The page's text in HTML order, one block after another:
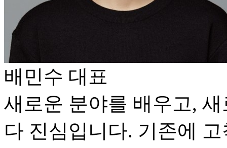
배민수 대표
새로운 분야를 배우고,
다 진심입니다. 기존에